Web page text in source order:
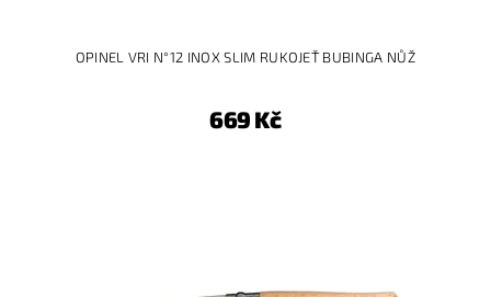
OPINEL VRI N°12 INOX SLIM RUKOJEŤ BUBINGA NŮŽ
669 Kč